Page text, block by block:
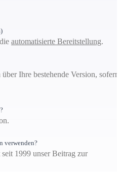
automatisierte Bereitstellung.
Ihre bestehende Version, sofern
verwenden?
1999 unser Beitrag zur